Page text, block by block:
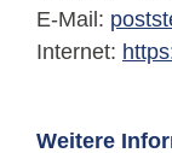
E-Mail:
Internet:
Weitere